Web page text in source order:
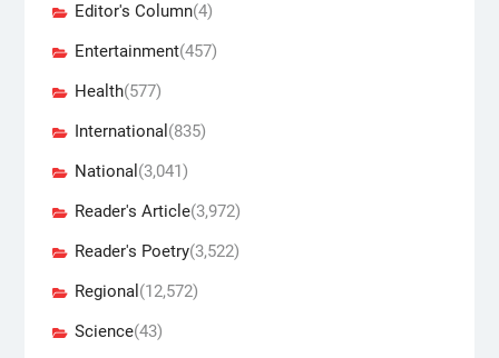
Editor's Column(4)
Entertainment(457)
Health(577)
International (835)
National (3,041)
Reader's Article(3,972)
Reader's Poetry(3,522)
Regional (12,572)
Science(43)